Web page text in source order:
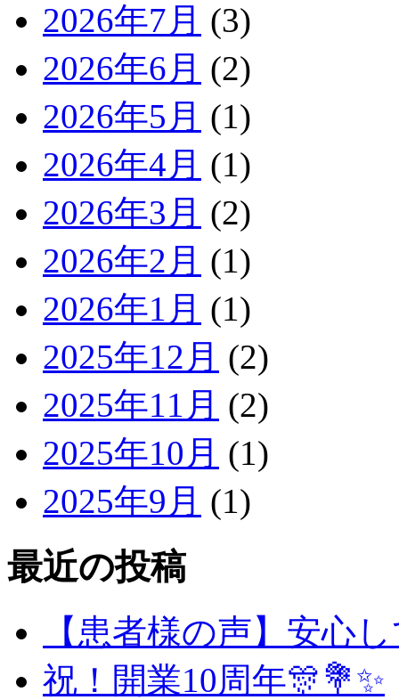
2026年7月 (3)
2026年6月 (2)
2026年5月 (1)
2026年4月 (1)
2026年3月 (2)
2026年2月 (1)
2026年1月 (1)
2025年12月 (2)
2025年11月 (2)
2025年10月 (1)
2025年9月 (1)
最近の投稿
【患者様の声】安心
祝！開業10周年🎊💐✨